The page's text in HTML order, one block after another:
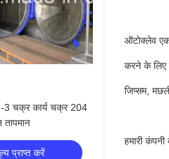
3 चक्र कार्य चक्र 204
तापमान
प्राप्त करें
ऑटोक्लेव
करने के लिए
जिप्सम,
हमारी